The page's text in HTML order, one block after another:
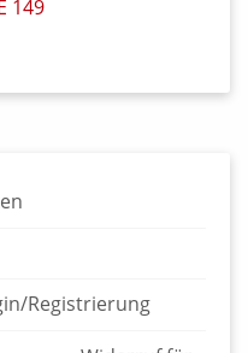
Registrierung
für Kunden